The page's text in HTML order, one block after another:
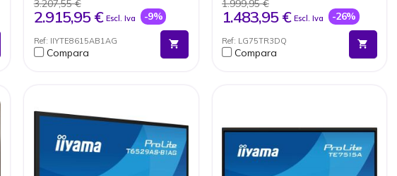
Potente audio con altoparlanti
incorporati da 40 W.
3.207,55 €
2.915,95 € Escl. Iva -9%
Ref: IIYTE8615AB1AG
Compara
dispositivi
contemporaneamente
Audio potente integrato con
speaker frontali e subwoofer
USB-C multifunzione per dati,
1.999,95 €
1.483,95 € Escl. Iva -26%
Ref: LG75TR3DQ
Compara